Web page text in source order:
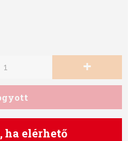
+
ha elérhető